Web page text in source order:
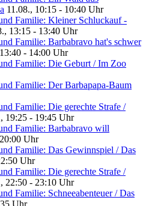
11.08., 10:15 - 10:40 Uhr
Familie: Kleiner Schluckauf -
13:15 - 13:40 Uhr
Familie: Barbabravo hat's schwer
- 14:00 Uhr
Familie: Die Geburt / Im Zoo
Familie: Der Barbapapa-Baum
Familie: Die gerechte Strafe /
19:25 - 19:45 Uhr
Familie: Barbabravo will
Uhr
Familie: Das Gewinnspiel / Das
Uhr
Familie: Die gerechte Strafe /
22:50 - 23:10 Uhr
Familie: Schneeabenteuer / Das
Uhr